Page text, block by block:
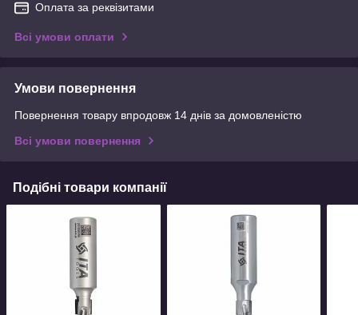
Оплата за реквізитами
Всі умови оплати
Умови повернення
Повернення товару впродовж 14 днів за домовленістю
Всі умови повернення
Подібні товари компанії